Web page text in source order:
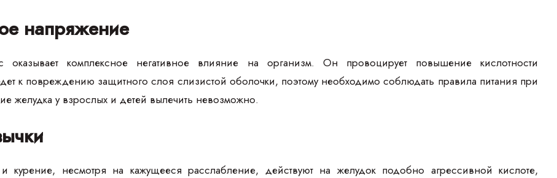
напряжение
оказывает комплексное негативное влияние на организм. Он провоцирует повышение кислотности
к повреждению защитного слоя слизистой оболочки, поэтому необходимо соблюдать правила питания при
желудка у взрослых и детей вылечить невозможно.
и курение, несмотря на кажущееся расслабление, действуют на желудок подобно агрессивной кислоте,